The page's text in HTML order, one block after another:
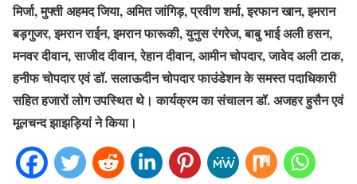
मिर्जा, मुफ्ती अहमद जिया, अमित जांगिड़, प्रवीण शर्मा, इरफान खान, इमरान
बड़गुजर, इमरान राईन, इमरान फारूकी, युनुस रंगरेज, बाबु भाई अली हसन,
मनवर दीवान, साजीद दीवान, रेहान दीवान, आमीन चोपदार, जावेद अली टाक,
हनीफ चोपदार एवं डॉ. सलाऊदीन चोपदार फाउंडेशन के समस्त पदाधिकारी
सहित हजारों लोग उपस्थित थे। कार्यक्रम का संचालन डॉ. अजहर हुसैन एवं
मूलचन्द झाझड़ियां ने किया।